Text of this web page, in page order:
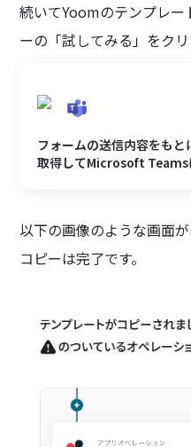
続いてYoomのテンプレー
ーの「試してみる」をクリ
フォームの送信内容をも
取得してMicrosoft Teams
以下の画像のような画面
コピーは完了です。